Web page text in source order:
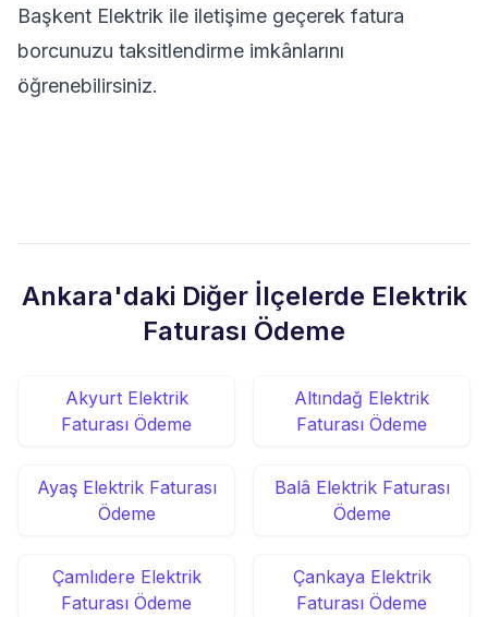
Başkent Elektrik ile iletişime geçerek fatura
borcunuzu taksitlendirme imkânlarını
öğrenebilirsiniz.
Ankara'daki Diğer İlçelerde Elektrik
Faturası Ödeme
Akyurt Elektrik
Faturası Ödeme
Altındağ Elektrik
Faturası Ödeme
Ayaş Elektrik Faturası
Ödeme
Balâ Elektrik Faturası
Ödeme
Çamlıdere Elektrik
Faturası Ödeme
Çankaya Elektrik
Faturası Ödeme